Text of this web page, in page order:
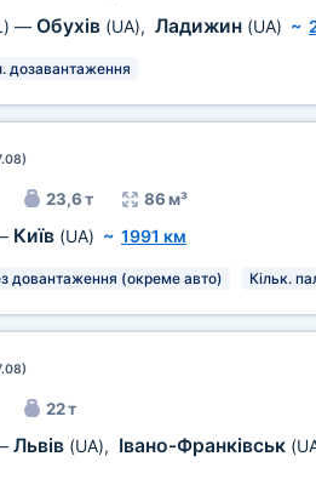
— Обухів (UA), Ладижин (UA) ~
дозавантаження
23,6 т 86 м³
Київ (UA) ~ 1991 км
довантаження (окреме авто) Кільк.
22 т
Львів (UA), Івано-Франківськ